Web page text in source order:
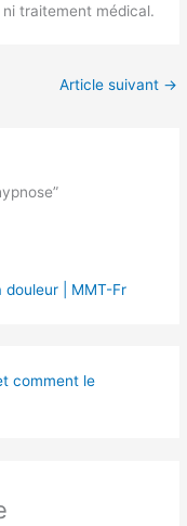
ni traitement médical.
Article suivant →
douleur | MMT-Fr
comment le